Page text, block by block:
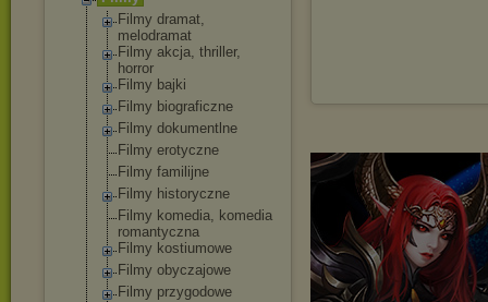
Filmy dramat,
melodramat
Filmy akcja, thriller,
horror
Filmy bajki
Filmy biograficzne
Filmy dokumentlne
Filmy erotyczne
Filmy familijne
Filmy historyczne
Filmy komedia, komedia
romantyczna
Filmy kostiumowe
Filmy obyczajowe
Filmy przygodowe